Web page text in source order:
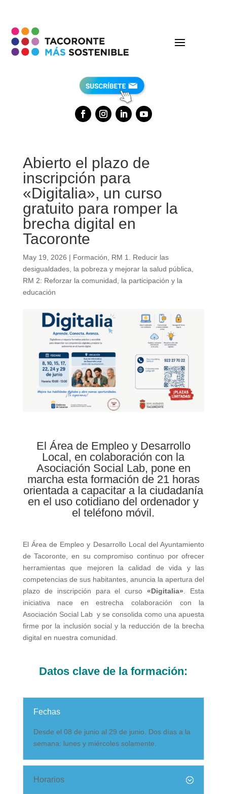
Abierto el plazo de
inscripción para
«Digitalia», un curso
gratuito para romper la
brecha digital en
Tacoronte
May 19, 2026 | Formación
RM 1. Reducir las
desigualdades, la pobreza y mejorar la salud pública
RM 2: Reforzar la comunidad, la participación y la
educación
El Área de Empleo y Desarrollo
Local, en colaboración con la
Asociación Social Lab, pone en
marcha esta formación de 21 horas
orientada a capacitar a la ciudadanía
en el uso cotidiano del ordenador y
el teléfono móvil.
El Área de Empleo y Desarrollo Local del Ayuntamiento
de Tacoronte, en su compromiso continuo por ofrecer
herramientas que mejoren la calidad de vida y las
competencias de sus habitantes, anuncia la apertura del
plazo de inscripción para el curso«Digitalia» . Esta
iniciativa nace en estrecha colaboración con la
Asociación Social Lab y se consolida como una apuesta
firme por la inclusión social y la reducción de la brecha
digital en nuestra comunidad.
Datos clave de la formación:
Fechas
Desde el 08 de junio al 29 de junio. Dos días a la
semana: lunes y miércoles solamente.
Horarios